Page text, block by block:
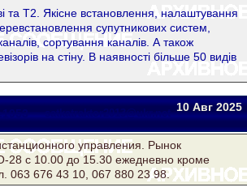
та Т2. Якісне встановлення, налаштування
супутникових систем,
сортування каналів. А також
на стіну. В наявності більше 50 видів
satkatraktor2013@ukr.net 10 Авг2025
управления. Рынок
28 с 10.00 до 15.30 ежедневно кроме
063 676 43 10, 067 880 23 98.